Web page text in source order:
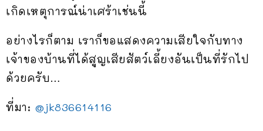
เกิดเหตุการณ์น่าเศร้าเช่นนี้
อย่างไรก็ตาม เราก็ขอแสดงความเสียใจกับทาง
เจ้าของบ้านที่ได้สูญเสียสัตว์เลี้ยงอันเป็นที่รักไป
ด้วยครับ…
ที่มา: @jk836614116